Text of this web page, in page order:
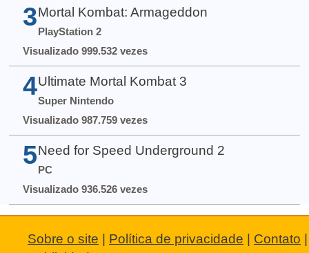
3 Mortal Kombat: Armageddon
PlayStation 2
Visualizado 999.532 vezes
4 Ultimate Mortal Kombat 3
Super Nintendo
Visualizado 987.759 vezes
5 Need for Speed Underground 2
PC
Visualizado 936.526 vezes
Sobre o site Política de privacidade Contato